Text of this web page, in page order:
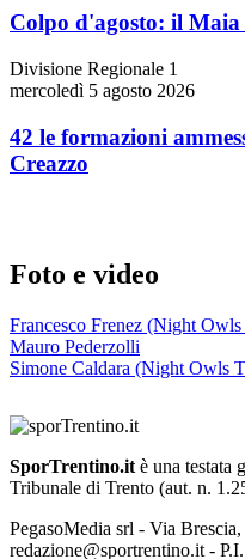
Colpo d'agosto: il
Divisione Regionale 1
mercoledì 5 agosto 2026
42 le formazioni
Creazzo
Foto e video
Francesco Frenez (Night
Mauro Pederzolli
Simone Caldara (Night Owls
SporTrentino.it è una testata
Tribunale di Trento (aut. n.
PegasoMedia srl - Via
redazione@sportrentino.it -